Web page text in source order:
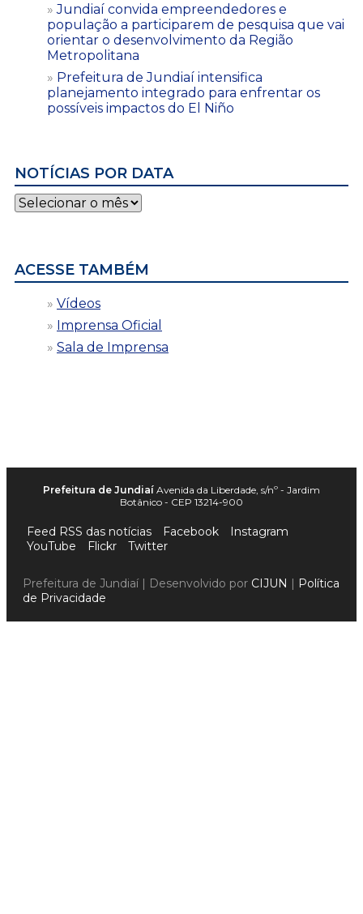
Jundiaí convida empreendedores e
população a participarem de pesquisa que vai
orientar o desenvolvimento da Região
Metropolitana
Prefeitura de Jundiaí intensifica
planejamento integrado para enfrentar os
possíveis impactos do El Niño
NOTÍCIAS POR DATA
Notícias
por
ACESSE TAMBÉM
Vídeos
Imprensa Oficial
Sala de Imprensa
Prefeitura de Jundiaí Avenida da Liberdade, s/nº - Jardim
Botânico - CEP 13214-900
Feed RSS das notícias Facebook
Instagram
YouTube
Flickr Twitter
Prefeitura de Jundiaí | Desenvolvido por CIJUN | Política
de Privacidade